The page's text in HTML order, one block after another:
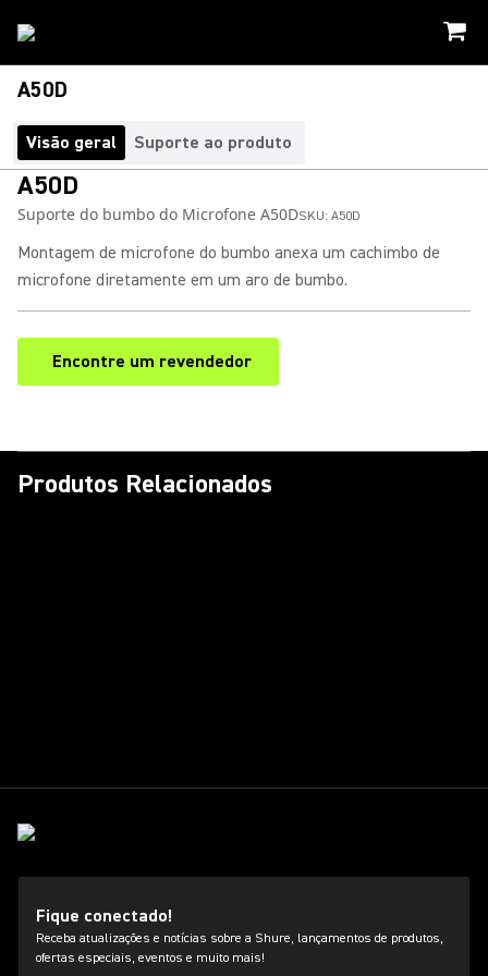
A50D
Visão geral Suporte ao produto
A50D
Suporte do bumbo do Microfone A50DSKU: A50D
Montagem de microfone do bumbo anexa um cachimbo de
microfone diretamente em um aro de bumbo.
Encontre um revendedor
(Opens in a new tab)
Produtos Relacionados
Fique conectado!
Receba atualizações e notícias sobre a Shure, lançamentos de produtos,
ofertas especiais, eventos e muito mais!